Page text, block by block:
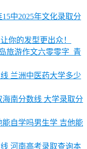
中2025年文化录取分
你的发型更出众！
旅游作文六零零字_青
兰洲中医药大学多少
南分数线 大学录取分
自学吗男生学 吉他能
河南高考录取查询本